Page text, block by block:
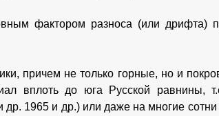
фактором разноса (или дрифта)
причем не только горные, но и
вплоть до юга Русской равнины,
1965 и др.) или даже на многие